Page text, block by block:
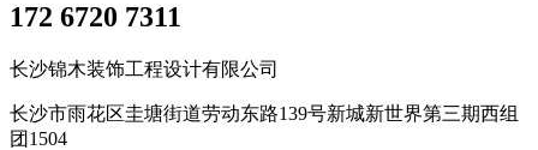
172 6720 7311
长沙锦木装饰工程设计有限公司
长沙市雨花区圭塘街道劳动东路139号新城新世界第三期西组
团1504